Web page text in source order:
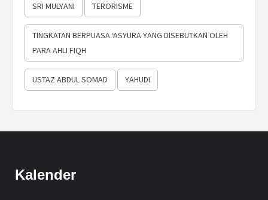
SRI MULYANI TERORISME
TINGKATAN BERPUASA ‘ASYURA YANG DISEBUTKAN OLEH
PARA AHLI FIQH
USTAZ ABDUL SOMAD YAHUDI
Kalender